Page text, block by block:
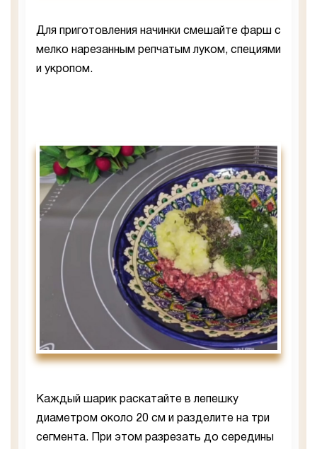
Для приготовления начинки смешайте фарш с
мелко нарезанным репчатым луком, специями
и укропом.
Каждый шарик раскатайте в лепешку
диаметром около 20 см и разделите на три
сегмента. При этом разрезать до середины